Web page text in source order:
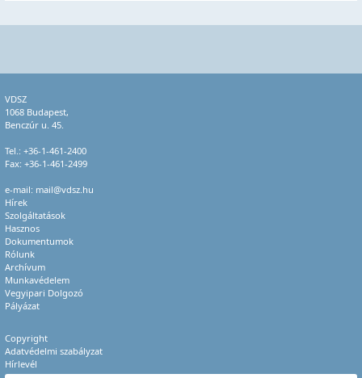
VDSZ
1068 Budapest,
Benczúr u. 45.
Tel.: +36-1-461-2400
Fax: +36-1-461-2499
e-mail: mail@vdsz.hu
Hírek
Szolgáltatások
Hasznos
Dokumentumok
Rólunk
Archívum
Munkavédelem
Vegyipari Dolgozó
Pályázat
Copyright
Adatvédelmi szabályzat
Hírlevél